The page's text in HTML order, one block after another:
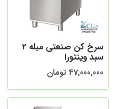
سرخ کن صنعتی مبله 2
سبد وینتورا
47,000,000 تومان